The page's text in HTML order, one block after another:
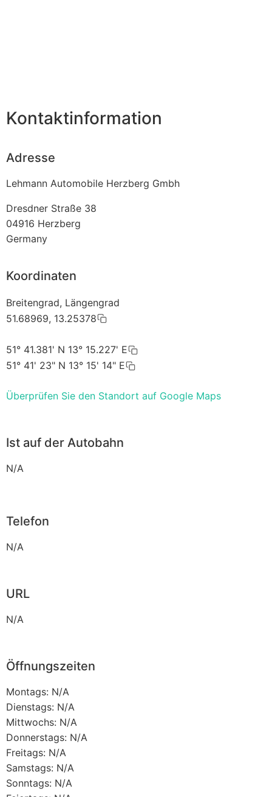
Kontaktinformation
Adresse
Lehmann Automobile Herzberg Gmbh
Dresdner Straße 38
04916 Herzberg
Germany
Koordinaten
Breitengrad, Längengrad
51.68969, 13.25378
51° 41.381' N 13° 15.227' E
51° 41' 23" N 13° 15' 14" E
Überprüfen Sie den Standort auf Google Maps
Ist auf der Autobahn
N/A
Telefon
N/A
URL
N/A
Öffnungszeiten
Montags: N/A
Dienstags: N/A
Mittwochs: N/A
Donnerstags: N/A
Freitags: N/A
Samstags: N/A
Sonntags: N/A